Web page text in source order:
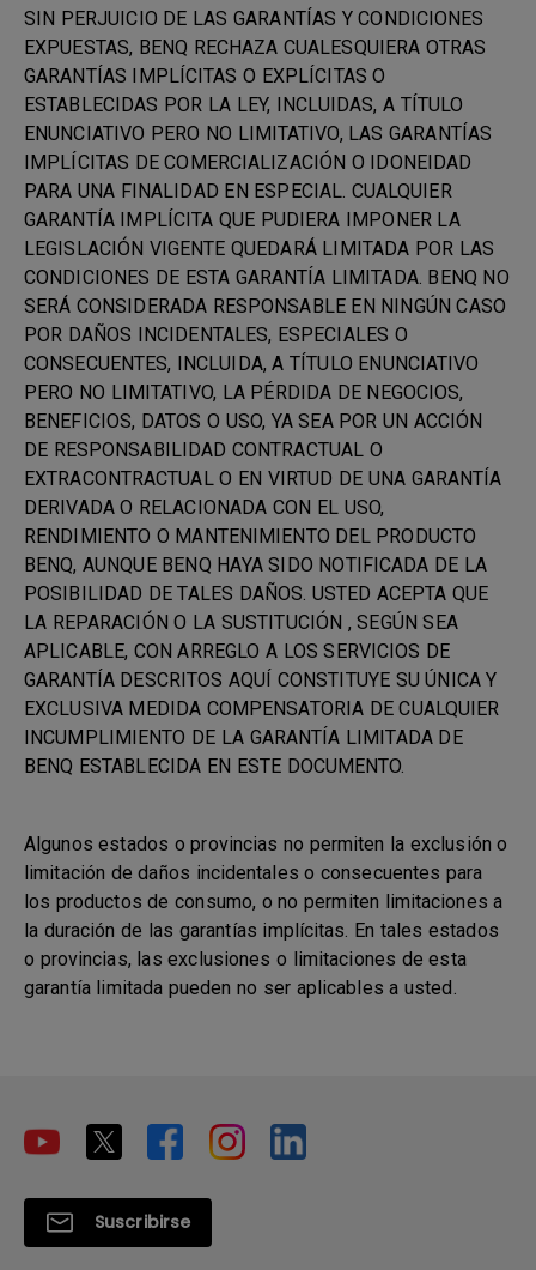
SIN PERJUICIO DE LAS GARANTÍAS Y CONDICIONES
EXPUESTAS, BENQ RECHAZA CUALESQUIERA OTRAS
GARANTÍAS IMPLÍCITAS O EXPLÍCITAS O
ESTABLECIDAS POR LA LEY, INCLUIDAS, A TÍTULO
ENUNCIATIVO PERO NO LIMITATIVO, LAS GARANTÍAS
IMPLÍCITAS DE COMERCIALIZACIÓN O IDONEIDAD
PARA UNA FINALIDAD EN ESPECIAL. CUALQUIER
GARANTÍA IMPLÍCITA QUE PUDIERA IMPONER LA
LEGISLACIÓN VIGENTE QUEDARÁ LIMITADA POR LAS
CONDICIONES DE ESTA GARANTÍA LIMITADA. BENQ NO
SERÁ CONSIDERADA RESPONSABLE EN NINGÚN CASO
POR DAÑOS INCIDENTALES, ESPECIALES O
CONSECUENTES, INCLUIDA, A TÍTULO ENUNCIATIVO
PERO NO LIMITATIVO, LA PÉRDIDA DE NEGOCIOS,
BENEFICIOS, DATOS O USO, YA SEA POR UN ACCIÓN
DE RESPONSABILIDAD CONTRACTUAL O
EXTRACONTRACTUAL O EN VIRTUD DE UNA GARANTÍA
DERIVADA O RELACIONADA CON EL USO,
RENDIMIENTO O MANTENIMIENTO DEL PRODUCTO
BENQ, AUNQUE BENQ HAYA SIDO NOTIFICADA DE LA
POSIBILIDAD DE TALES DAÑOS. USTED ACEPTA QUE
LA REPARACIÓN O LA SUSTITUCIÓN , SEGÚN SEA
APLICABLE, CON ARREGLO A LOS SERVICIOS DE
GARANTÍA DESCRITOS AQUÍ CONSTITUYE SU ÚNICA Y
EXCLUSIVA MEDIDA COMPENSATORIA DE CUALQUIER
INCUMPLIMIENTO DE LA GARANTÍA LIMITADA DE
BENQ ESTABLECIDA EN ESTE DOCUMENTO.
Algunos estados o provincias no permiten la exclusión o
limitación de daños incidentales o consecuentes para
los productos de consumo, o no permiten limitaciones a
la duración de las garantías implícitas. En tales estados
o provincias, las exclusiones o limitaciones de esta
garantía limitada pueden no ser aplicables a usted.
Suscribirse